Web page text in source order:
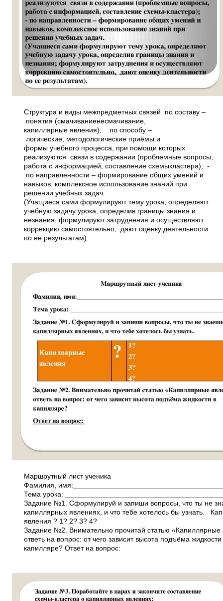
Структура и виды межпредметных связей ­ по составу –
понятия (смачивание­несмачивание,
капиллярные явления); ­ по способу –
логические, методологические приёмы и
формы учебного процесса, при помощи которых
реализуются связи в содержании (проблемные вопросы,
работа с информацией, составление схемы­кластера); ­
по направленности – формирование общих умений и
навыков, комплексное использование знаний при
решении учебных задач.
(Учащиеся сами формулируют тему урока, определяют
учебную задачу урока, определив границы знания и
незнания; формулируют затруднения и осуществляют
коррекцию самостоятельно, дают оценку деятельности
по ее результатам).
Маршрутный лист ученика
Фамилия,
Тема урока:
Задание №1. Сформулируй и запиши вопросы, что ты не
капиллярных явлениях, и что тебе хотелось бы узнать.
явления ? 1? 2? 3? 4?
Задание №2. Внимательно прочитай статью
ответь на вопрос: от чего зависит высота подъёма
капилляре? Ответ на вопрос: